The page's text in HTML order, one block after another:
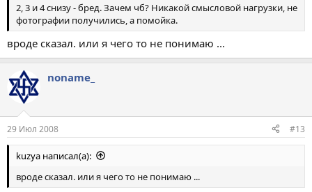
2, 3 и 4 снизу - бред. Зачем чб? Никакой смысловой нагрузки, не
фотографии получились, а помойка.
вроде сказал. или я чего то не понимаю ...
noname_
29 Июл 2008 #13
kuzya написал(а):
вроде сказал. или я чего то не понимаю ...